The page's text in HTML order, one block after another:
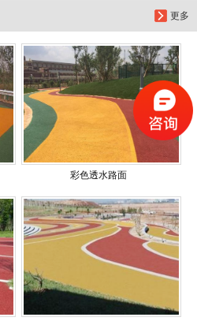
更多
彩色透水路面